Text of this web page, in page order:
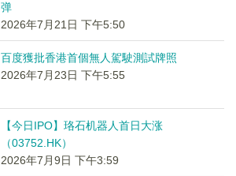
弹
2026年7月21日 下午5:50
百度獲批香港首個無人駕駛測試牌照
2026年7月23日 下午5:55
【今日IPO】珞石机器人首日大涨
（03752.HK）
2026年7月9日 下午3:59